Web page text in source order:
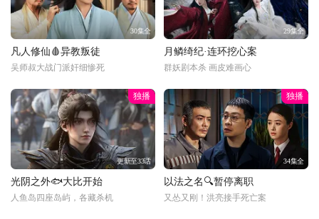
30集全
凡人修仙🩸异教叛徒
吴师叔大战门派奸细惨死
29集全
月鳞绮纪·连环挖心案
群妖剧本杀 画皮难画心
独播
更新至33话
光阴之外🐟大比开始
人鱼岛四座岛屿，各藏杀机
独播
34集全
以法之名🔍暂停离职
又怂又刚！洪亮接手死亡案